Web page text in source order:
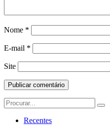
Nome *
E-mail *
Site
Search
for:
Recentes